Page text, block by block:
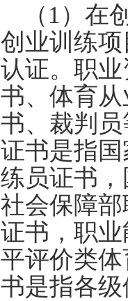
（ 1）在
创业训练
认证。职
书、体育
书、裁判
证书是指
练员证书
社会保障
证书，职
平评价类
书是指各